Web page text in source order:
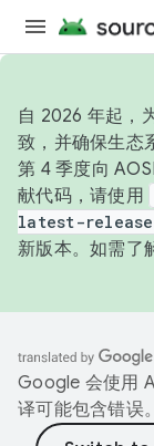
自 2026 年起，
致，并确保生态
第 4 季度向
献代码，请使用
latest-release
新版本。如需了
Google 会使用
译可能包含错误。